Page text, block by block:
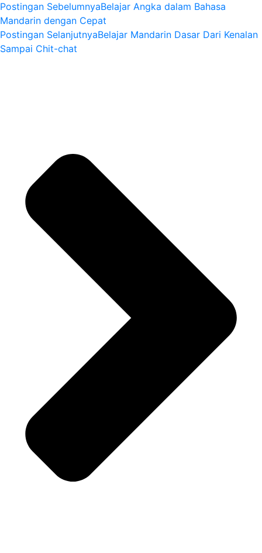
Postingan SebelumnyaBelajar Angka dalam Bahasa
Mandarin dengan Cepat
Postingan SelanjutnyaBelajar Mandarin Dasar Dari Kenalan
Sampai Chit-chat